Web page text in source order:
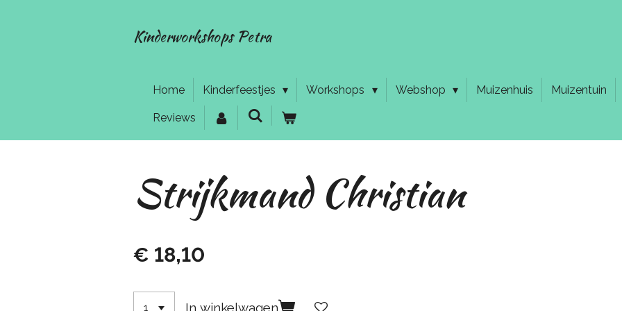
Kinderworkshops Petra
Home Kinderfeestjes Workshops Webshop Muizenhuis Muizentuin
Reviews
Strijkmand Christian
€ 18,10
In winkelwagen